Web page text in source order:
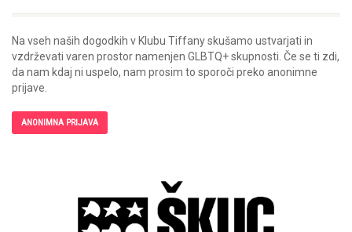
Na vseh naših dogodkih v Klubu Tiffany skušamo ustvarjati in
vzdrževati varen prostor namenjen GLBTQ+ skupnosti. Če se ti zdi,
da nam kdaj ni uspelo, nam prosim to sporoči preko anonimne
prijave.
ANONIMNA PRIJAVA